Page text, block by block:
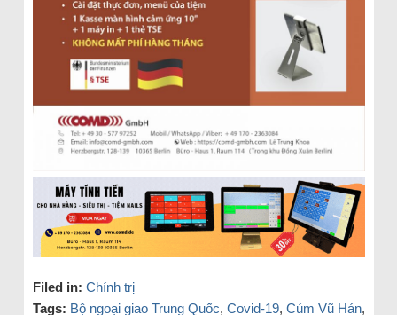
Filed in: Chính trị
Tags: Bộ ngoại giao Trung Quốc, Covid-19, Cúm Vũ Hán,